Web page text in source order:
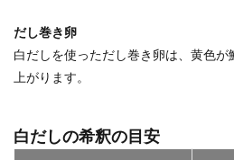
だし巻き卵
白だしを使っただし巻き卵は、黄色
上がります。
白だしの希釈の目安